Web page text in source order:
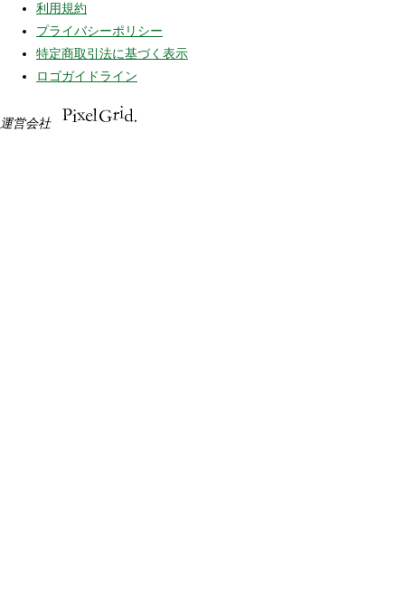
利用規約
プライバシーポリシー
特定商取引法に基づく表示
ロゴガイドライン
運営会社